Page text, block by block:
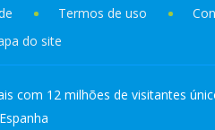
Termos de uso
do site
com 12 milhões de visitantes
Espanha